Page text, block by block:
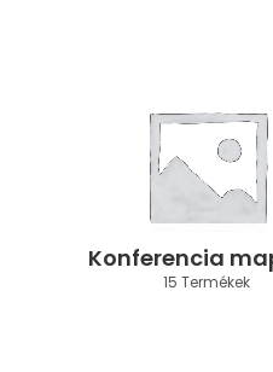
Konferencia
15 Termékek